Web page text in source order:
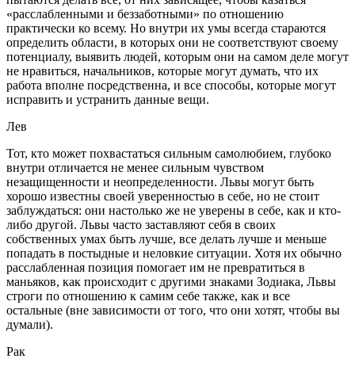
«расслабленными и беззаботными» по отношению
практически ко всему. Но внутри их умы всегда стараются
определить области, в которых они не соответствуют своему
потенциалу, выявить людей, которым они на самом деле могут
не нравиться, начальников, которые могут думать, что их
работа вполне посредственна, и все способы, которые могут
исправить и устранить данные вещи.
Лев
Тот, кто может похвастаться сильным самолюбием, глубоко
внутри отличается не менее сильным чувством
незащищенности и неопределенности. Львы могут быть
хорошо известны своей уверенностью в себе, но не стоит
заблуждаться: они настолько же не уверены в себе, как и кто-
либо другой. Львы часто заставляют себя в своих
собственных умах быть лучше, все делать лучше и меньше
попадать в постыдные и неловкие ситуации. Хотя их обычно
расслабленная позиция помогает им не превратиться в
маньяков, как происходит с другими знаками Зодиака, Львы
строги по отношению к самим себе также, как и все
остальные (вне зависимости от того, что они хотят, чтобы вы
думали).
Рак